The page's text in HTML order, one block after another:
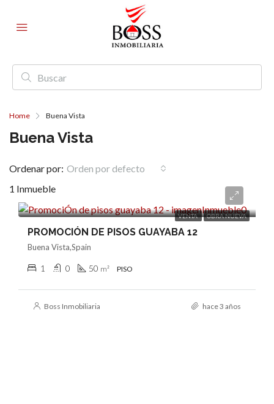
Home Buena Vista
Buena Vista
1 Inmueble
Ordenar por: Orden por defecto
VENTA OBRA NUEVA
PROMOCIÓN DE PISOS GUAYABA 12
Buena Vista,Spain
1 0 50 m² PISO
Boss Inmobiliaria hace 3 años